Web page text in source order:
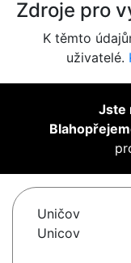
Zdroje pro
K těmto
uživatelé.
Jste
Uničov
Unicov